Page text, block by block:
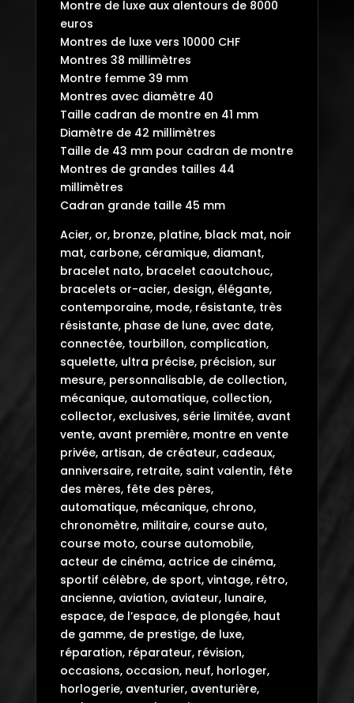
Montre de luxe aux alentours de 8000
euros
Montres de luxe vers 10000 CHF
Montres 38 millimètres
Montre femme 39 mm
Montres avec diamètre 40
Taille cadran de montre en 41 mm
Diamètre de 42 millimètres
Taille de 43 mm pour cadran de montre
Montres de grandes tailles 44
millimètres
Cadran grande taille 45 mm
Acier, or, bronze, platine, black mat, noir
mat, carbone, céramique, diamant,
bracelet nato, bracelet caoutchouc,
bracelets or-acier, design, élégante,
contemporaine, mode, résistante, très
résistante, phase de lune, avec date,
connectée, tourbillon, complication,
squelette, ultra précise, précision, sur
mesure, personnalisable, de collection,
mécanique, automatique, collection,
collector, exclusives, série limitée, avant
vente, avant première, montre en vente
privée, artisan, de créateur, cadeaux,
anniversaire, retraite, saint valentin, fête
des mères, fête des pères,
automatique, mécanique, chrono,
chronomètre, militaire, course auto,
course moto, course automobile,
acteur de cinéma, actrice de cinéma,
sportif célèbre, de sport, vintage, rétro,
ancienne, aviation, aviateur, lunaire,
espace, de l’espace, de plongée, haut
de gamme, de prestige, de luxe,
réparation, réparateur, révision,
occasions, occasion, neuf, horloger,
horlogerie, aventurier, aventurière,